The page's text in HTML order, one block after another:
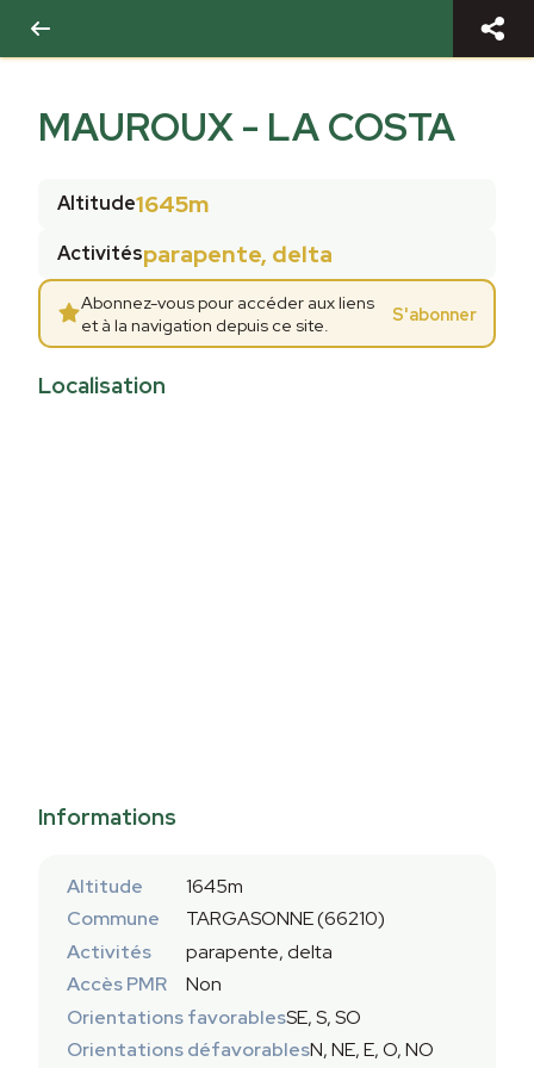
MAUROUX - LA COSTA
Altitude1645m
Activitésparapente, delta
Abonnez-vous pour accéder aux liens
et à la navigation depuis ce site.
S'abonner
Localisation
Informations
Altitude
1645m
Commune
TARGASONNE (66210)
Activités
parapente, delta
Accès PMR
Non
Orientations favorablesSE, S, SO
Orientations défavorablesN, NE, E, O, NO